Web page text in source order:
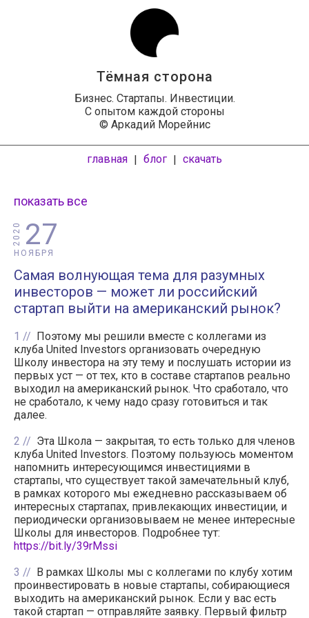
Тёмная сторона
Бизнес. Стартапы. Инвестиции.
С опытом каждой стороны
© Аркадий Морейнис
главная | блог | скачать
показать все
27
НОЯБРЯ
2020
Самая волнующая тема для разумных
инвесторов — может ли российский
стартап выйти на американский рынок?
1
Поэтому мы решили вместе с коллегами из
клуба United Investors организовать очередную
Школу инвестора на эту тему и послушать истории из
первых уст — от тех, кто в составе стартапов реально
выходил на американский рынок. Что сработало, что
не сработало, к чему надо сразу готовиться и так
далее.
2
Эта Школа — закрытая, то есть только для членов
клуба United Investors. Поэтому пользуюсь моментом
напомнить интересующимся инвестициями в
стартапы, что существует такой замечательный клуб,
в рамках которого мы ежедневно рассказываем об
интересных стартапах, привлекающих инвестиции, и
периодически организовываем не менее интересные
Школы для инвесторов. Подробнее тут:
https://bit.ly/39rMssi
3
В рамках Школы мы с коллегами по клубу хотим
проинвестировать в новые стартапы, собирающиеся
выходить на американский рынок. Если у вас есть
такой стартап — отправляйте заявку. Первый фильтр